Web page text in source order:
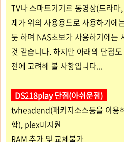
TV나 스마트기기로 동영상(드라마
제가 위의 사용용도로 사용하기에
듯 하며 NAS초보가 사용하기에는
것 같습니다. 하지만 아래의 단점
전에 고려해 볼 사항입니다...
DS218play 단점(아쉬운점)
tvheadend(패키지소스등을 이용
함), plex미지원
RAM 추가 및 교체불가